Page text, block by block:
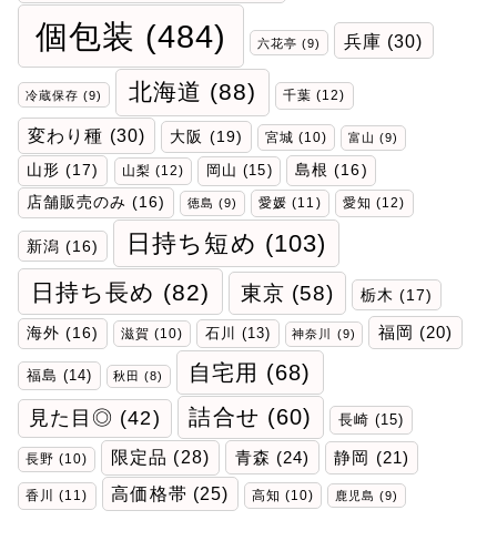
個包装 (484) 六花亭 (9) 兵庫 (30)
冷蔵保存 (9) 北海道 (88) 千葉 (12)
変わり種 (30) 大阪 (19) 宮城 (10) 富山 (9)
山形 (17) 山梨 (12) 岡山 (15) 島根 (16)
店舗販売のみ (16) 徳島 (9) 愛媛 (11) 愛知 (12)
新潟 (16) 日持ち短め (103)
日持ち長め (82) 東京 (58) 栃木 (17)
海外 (16) 滋賀 (10) 石川 (13) 神奈川 (9) 福岡 (20)
福島 (14) 秋田 (8) 自宅用 (68)
見た目◎ (42) 詰合せ (60) 長崎 (15)
長野 (10) 限定品 (28) 青森 (24) 静岡 (21)
香川 (11) 高価格帯 (25) 高知 (10) 鹿児島 (9)